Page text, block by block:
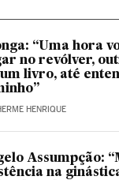
“Uma hora
no revólver,
livro, até
HENRIQUE
Assumpção:
na